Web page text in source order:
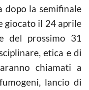
dopo la semifinale
giocato il 24 aprile
del prossimo 31
etica e di
chiamati a
lancio di